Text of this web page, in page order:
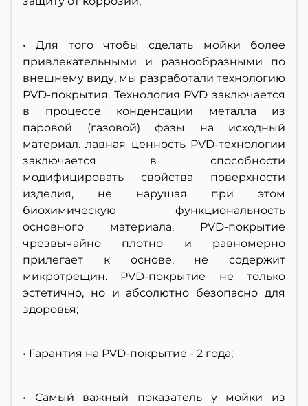
• Для того чтобы сделать мойки более
привлекательными и разнообразными по
внешнему виду, мы разработали технологию
PVD-покрытия. Технология PVD заключается
в процессе конденсации металла из
паровой (газовой) фазы на исходный
материал. лавная ценность PVD-технологии
заключается в способности
модифицировать свойства поверхности
изделия, не нарушая при этом
биохимическую функциональность
основного материала. PVD-покрытие
чрезвычайно плотно и равномерно
прилегает к основе, не содержит
микротрещин. PVD-покрытие не только
эстетично, но и абсолютно безопасно для
здоровья;
• Гарантия на PVD-покрытие - 2 года;
• Самый важный показатель у мойки из